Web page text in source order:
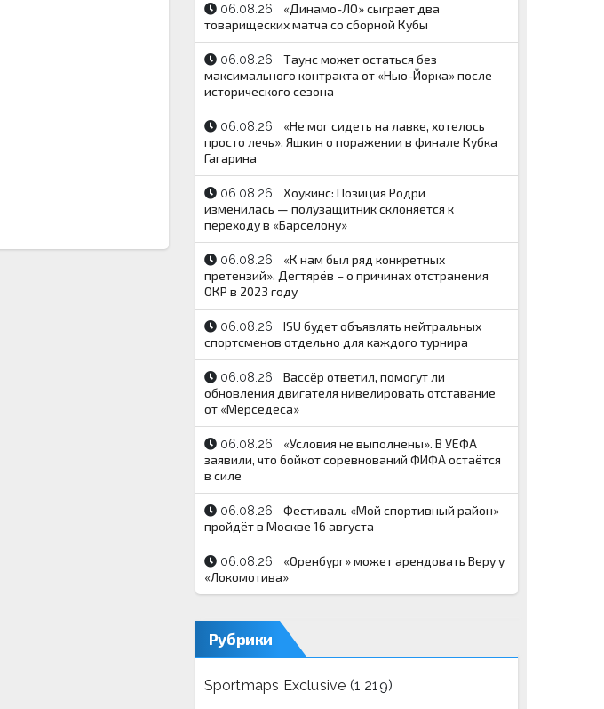
06.08.26
«Динамо-ЛО» сыграет два
товарищеских матча со сборной Кубы
06.08.26
Таунс может остаться без
максимального контракта от «Нью-Йорка» после
исторического сезона
06.08.26
«Не мог сидеть на лавке, хотелось
просто лечь». Яшкин о поражении в финале Кубка
Гагарина
06.08.26
Хоукинс: Позиция Родри
изменилась — полузащитник склоняется к
переходу в «Барселону»
06.08.26
«К нам был ряд конкретных
претензий». Дегтярёв – о причинах отстранения
ОКР в 2023 году
06.08.26
ISU будет объявлять нейтральных
спортсменов отдельно для каждого турнира
06.08.26
Вассёр ответил, помогут ли
обновления двигателя нивелировать отставание
от «Мерседеса»
06.08.26
«Условия не выполнены». В УЕФА
заявили, что бойкот соревнований ФИФА остаётся
в силе
06.08.26
Фестиваль «Мой спортивный район»
пройдёт в Москве 16 августа
06.08.26
«Оренбург» может арендовать Веру у
«Локомотива»
Рубрики
Sportmaps Exclusive (1 219)